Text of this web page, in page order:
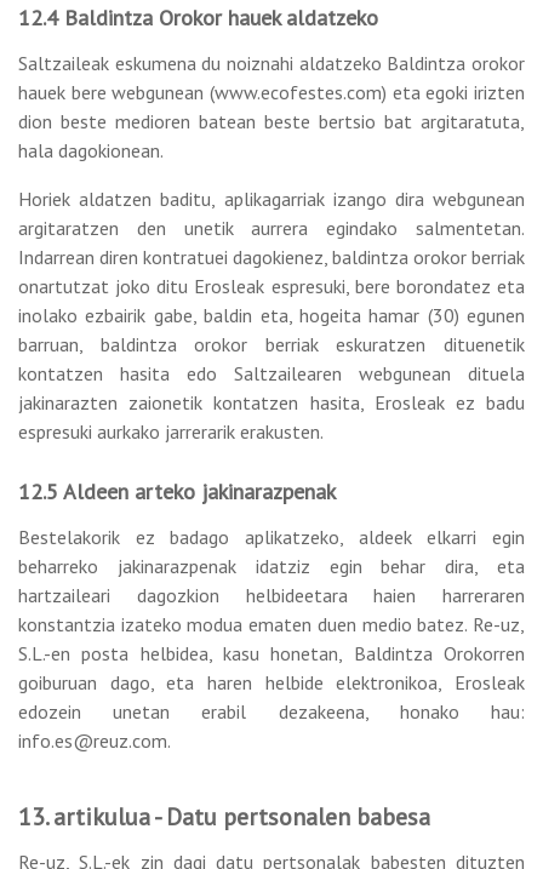
12.4 Baldintza Orokor hauek aldatzeko
Saltzaileak eskumena du noiznahi aldatzeko Baldintza orokor
hauek bere webgunean (www.ecofestes.com) eta egoki irizten
dion beste medioren batean beste bertsio bat argitaratuta,
hala dagokionean.
Horiek aldatzen baditu, aplikagarriak izango dira webgunean
argitaratzen den unetik aurrera egindako salmentetan.
Indarrean diren kontratuei dagokienez, baldintza orokor berriak
onartutzat joko ditu Erosleak espresuki, bere borondatez eta
inolako ezbairik gabe, baldin eta, hogeita hamar (30) egunen
barruan, baldintza orokor berriak eskuratzen dituenetik
kontatzen hasita edo Saltzailearen webgunean dituela
jakinarazten zaionetik kontatzen hasita, Erosleak ez badu
espresuki aurkako jarrerarik erakusten.
12.5 Aldeen arteko jakinarazpenak
Bestelakorik ez badago aplikatzeko, aldeek elkarri egin
beharreko jakinarazpenak idatziz egin behar dira, eta
hartzaileari dagozkion helbideetara haien harreraren
konstantzia izateko modua ematen duen medio batez. Re-uz,
S.L.-en posta helbidea, kasu honetan, Baldintza Orokorren
goiburuan dago, eta haren helbide elektronikoa, Erosleak
edozein unetan erabil dezakeena, honako hau:
info.es@reuz.com.
13. artikulua - Datu pertsonalen babesa
Re-uz, S.L.-ek zin dagi datu pertsonalak babesten dituzten